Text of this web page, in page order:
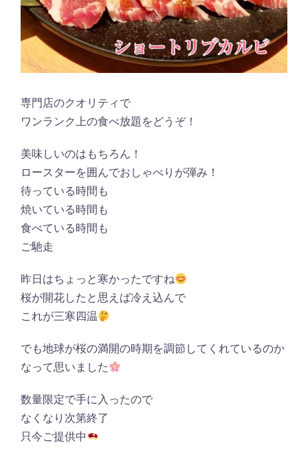
専門店のクオリティで
ワンランク上の食べ放題をどうぞ！
美味しいのはもちろん！
ロースターを囲んでおしゃべりが弾み！
待っている時間も
焼いている時間も
食べている時間も
ご馳走
昨日はちょっと寒かったですね
桜が開花したと思えば冷え込んで
これが三寒四温
でも地球が桜の満開の時期を調節してくれているのか
なって思いました
数量限定で手に入ったので
なくなり次第終了
只今ご提供中